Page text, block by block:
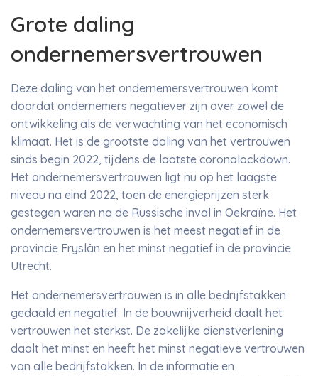
Grote daling
ondernemersvertrouwen
Deze daling van het ondernemersvertrouwen komt
doordat ondernemers negatiever zijn over zowel de
ontwikkeling als de verwachting van het economisch
klimaat. Het is de grootste daling van het vertrouwen
sinds begin 2022, tijdens de laatste coronalockdown.
Het ondernemersvertrouwen ligt nu op het laagste
niveau na eind 2022, toen de energieprijzen sterk
gestegen waren na de Russische inval in Oekraïne. Het
ondernemersvertrouwen is het meest negatief in de
provincie Fryslân en het minst negatief in de provincie
Utrecht.
Het ondernemersvertrouwen is in alle bedrijfstakken
gedaald en negatief. In de bouwnijverheid daalt het
vertrouwen het sterkst. De zakelijke dienstverlening
daalt het minst en heeft het minst negatieve vertrouwen
van alle bedrijfstakken. In de informatie en